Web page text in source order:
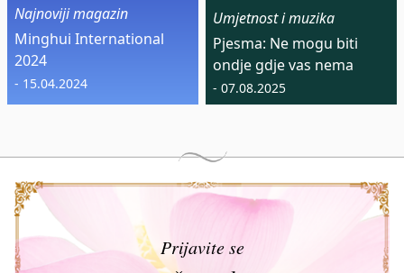
Najnoviji magazin
Minghui International
2024
- 15.04.2024
Umjetnost i muzika
Pjesma: Ne mogu biti
ondje gdje vas nema
- 07.08.2025
Prijavite se